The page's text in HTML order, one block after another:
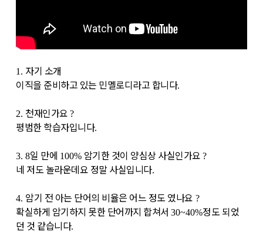
1. 자기 소개
이직을 준비하고 있는 민멜로디라고 합니다.
2. 천재인가요?
평범한 학습자입니다.
3. 8일 만에 100% 암기한 것이 양심상 사실인가요?
네 저도 놀라운데요 정말 사실입니다.
4. 암기 전 아는 단어의 비율은 어느 정도 였나요 ?
확실하게 암기하지 못한 단어까지 합쳐서30~40%정도 되었
던 것 같습니다.